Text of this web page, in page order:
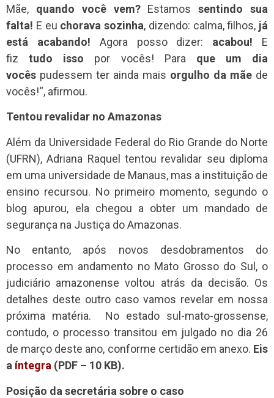
Mãe, quando você vem?Estamossentindo sua
falta! E eu chorava sozinha, dizendo: calma, filhos, já
está acabando! Agora posso dizer: acabou! E
fiztudo isso por vocês! Para que um dia
vocês pudessem ter ainda mais orgulho da mãe de
vocês!“, afirmou.
Tentou revalidar no Amazonas
Além da Universidade Federal do Rio Grande do Norte
(UFRN), Adriana Raquel tentou revalidar seu diploma
em uma universidade de Manaus, mas a instituição de
ensino recursou. No primeiro momento, segundo o
blog apurou, ela chegou a obter um mandado de
segurança na Justiça do Amazonas.
No entanto, após novos desdobramentos do
processo em andamento no Mato Grosso do Sul, o
judiciário amazonense voltou atrás da decisão. Os
detalhes deste outro caso vamos revelar em nossa
próxima matéria. No estado sul-mato-grossense,
contudo, o processo transitou em julgado no dia 26
de março deste ano, conforme certidão em anexo. Eis
a íntegra (PDF – 10 KB).
Posição da secretária sobre o caso